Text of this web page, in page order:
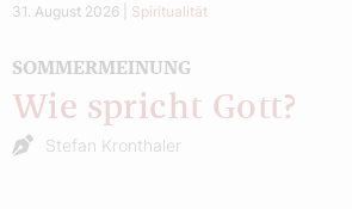
31. August 2026 Spiritualität
SOMMERMEINUNG
Wie spricht Gott?
Stefan Kronthaler